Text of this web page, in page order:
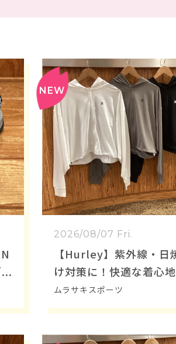
2026/08/07 Fri.
【Hurley】紫外線・日
け対策に！快適な着心地
のレディースフルジップ
ッシュパーカー
ムラサキスポーツ